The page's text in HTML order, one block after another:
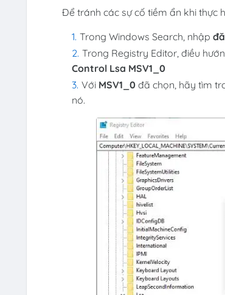
Để tránh các sự cố tiềm ẩn khi thực
Trong Windows Search, nhập
Trong Registry Editor, điều
Control Lsa MSV1_0
Với MSV1_0đã chọn, hãy tìm
nó.